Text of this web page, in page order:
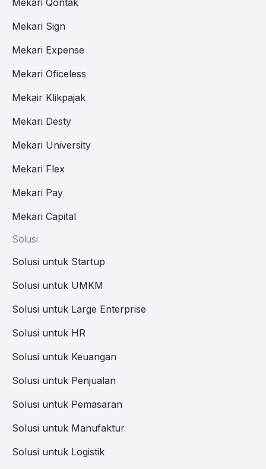
Mekari Qontak
Mekari Sign
Mekari Expense
Mekari Oficeless
Mekair Klikpajak
Mekari Desty
Mekari University
Mekari Flex
Mekari Pay
Mekari Capital
Solusi
Solusi untuk Startup
Solusi untuk UMKM
Solusi untuk Large Enterprise
Solusi untuk HR
Solusi untuk Keuangan
Solusi untuk Penjualan
Solusi untuk Pemasaran
Solusi untuk Manufaktur
Solusi untuk Logistik